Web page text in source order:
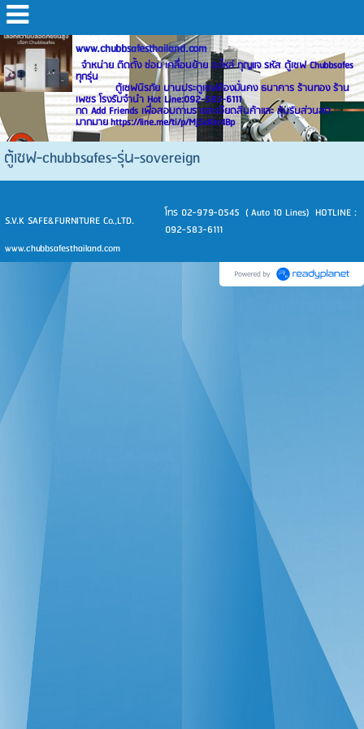
www.chubbsafesthailand.com
จำหน่าย ติดตั้ง ซ่อม เคลื่อนย้าย อะไหล่ กุญแจ รหัส ตู้เซฟ Chubbsafes
ทุกรุ่น
ตู้เซฟนิรภัย บานประตูเซฟห้องมั่นคง ธนาคาร ร้านทอง ร้าน
เพชร โรงรับจำนำ Hot Line:092-583-6111
กด Add Friends เพื่อสอบถามรายละเอียดสินค้าและ ลุ้นรับส่วนลด
มากมาย https://line.me/ti/p/MjSxKkr4Bp
ตู้เซฟ-chubbsafes-รุ่น-sovereign
S.V.K SAFE&FURNITURE Co.,LTD.
โทร 02-979-0545 ( Auto 10 Lines) HOTLINE :
092-583-6111
www.chubbsafesthailand.com